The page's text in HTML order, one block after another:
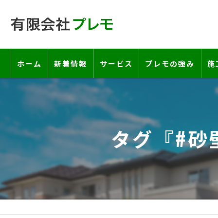
ホーム 新着情報 サービス
工事の流れ―契約書・保証書につ
お客様の声
プレモの強み 施
タグ『#砂